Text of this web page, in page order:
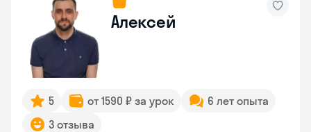
Алексей
5 от 1590 ₽ за урок
6 лет опыта
3 отзыва